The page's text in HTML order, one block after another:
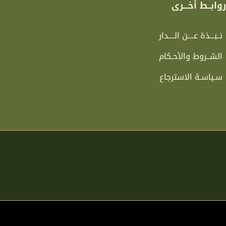
روابــط أخـــرى
نــبـــذة عــــن الــــدار
الشــروط والأحـكام
سـياسـة الاسترجاع